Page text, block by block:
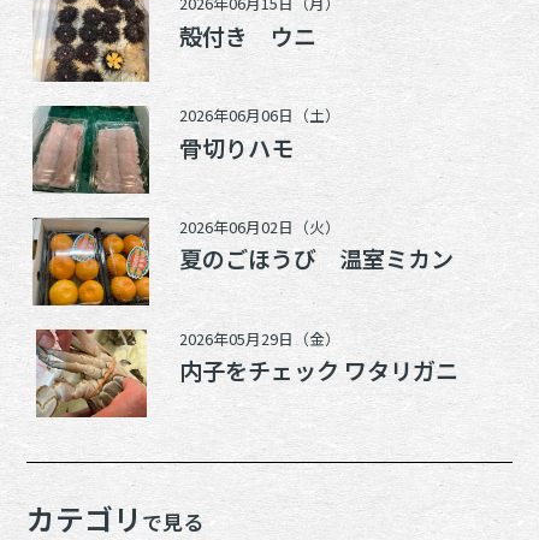
殻付き ウニ
2026年06月06日（土）
骨切りハモ
2026年06月02日（火）
夏のごほうび 温室ミカン
2026年05月29日（金）
内子をチェック ワタリガニ
カテゴリ で見る